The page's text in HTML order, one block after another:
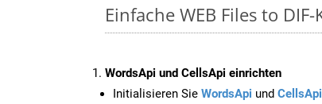
Einfache WEB Files to
WordsApi und CellsApi einrichten
Initialisieren Sie WordsApi und CellsApi